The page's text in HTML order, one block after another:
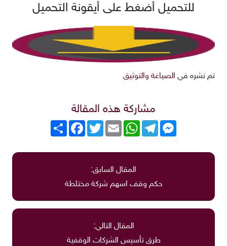
للتحميل أضغط على أيقونة التحميل
تم نشره في الصياغة والتوثيق
مشاركة هذه المقالة
انشر
FacebookTwitterEmail
WhatsAppTelegram
Messenger
المقال السابق:
حكم وقف اسهم شركة مختلطة
المقال التالي:
طرق تأسيس الشركات الوقفية